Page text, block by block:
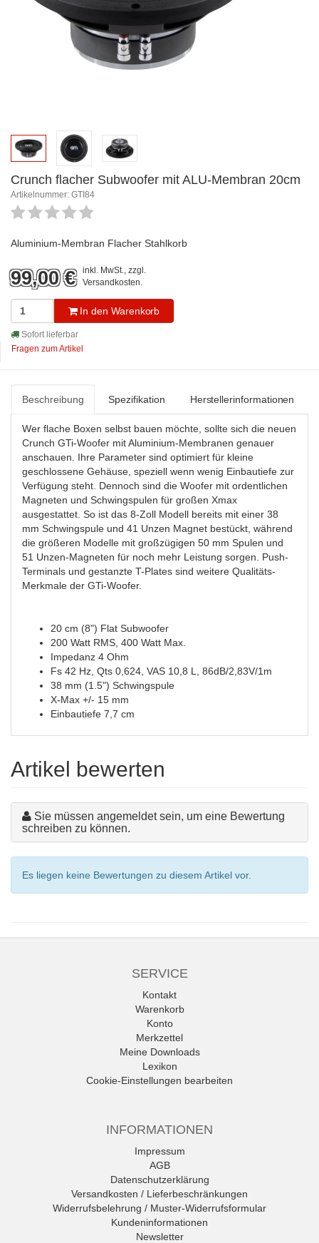
Crunch flacher Subwoofer mit ALU-Membran 20cm
Artikelnummer: GTI84
Aluminium-Membran Flacher Stahlkorb
99,00 €
inkl. MwSt., zzgl.
Versandkosten.
In den Warenkorb
Sofort lieferbar
Fragen zum Artikel
Beschreibung Spezifikation Herstellerinformationen
Wer flache Boxen selbst bauen möchte, sollte sich die neuen
Crunch GTi-Woofer mit Aluminium-Membranen genauer
anschauen. Ihre Parameter sind optimiert für kleine
geschlossene Gehäuse, speziell wenn wenig Einbautiefe zur
Verfügung steht. Dennoch sind die Woofer mit ordentlichen
Magneten und Schwingspulen für großen Xmax
ausgestattet. So ist das 8-Zoll Modell bereits mit einer 38
mm Schwingspule und 41 Unzen Magnet bestückt, während
die größeren Modelle mit großzügigen 50 mm Spulen und
51 Unzen-Magneten für noch mehr Leistung sorgen. Push-
Terminals und gestanzte T-Plates sind weitere Qualitäts-
Merkmale der GTi-Woofer.
20 cm (8") Flat Subwoofer
200 Watt RMS, 400 Watt Max.
Impedanz 4 Ohm
Fs 42 Hz, Qts 0,624, VAS 10,8 L, 86dB/2,83V/1m
38 mm (1.5") Schwingspule
X-Max +/- 15 mm
Einbautiefe 7,7 cm
Artikel bewerten
Sie müssen angemeldet sein, um eine Bewertung
schreiben zu können.
Es liegen keine Bewertungen zu diesem Artikel vor.
SERVICE
Kontakt
Warenkorb
Konto
Merkzettel
Meine Downloads
Lexikon
Cookie-Einstellungen bearbeiten
INFORMATIONEN
Impressum
AGB
Datenschutzerklärung
Versandkosten / Lieferbeschränkungen
Widerrufsbelehrung / Muster-Widerrufsformular
Kundeninformationen
Newsletter